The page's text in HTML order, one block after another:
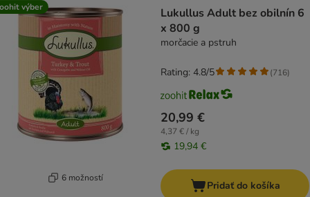
výber
6 možností
Lukullus Adult bez obilnín 6
x 800 g
morčacie a pstruh
20,99 €
4,37 € / kg
19,94 €
Rating: 4.8/5 (716)
Pridať do košíka